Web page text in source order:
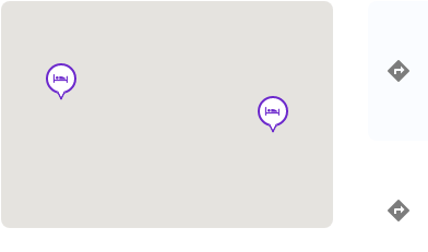
hotel
hotel